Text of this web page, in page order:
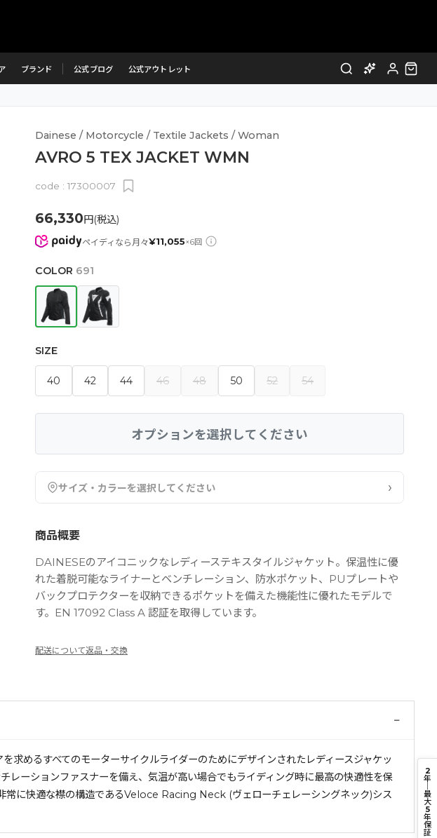
ブランド 公式ブログ 公式アウトレット
Dainese / Motorcycle / Textile Jackets / Woman
AVRO 5 TEX JACKET WMN
code : 17300007
66,330円(税込)
ペイディなら月々¥11,055×6回
COLOR 691
SIZE
40 42 44 46 48 50 52 54
オプションを選択してください
サイズ・カラーを選択してください ›
商品概要
DAINESEのアイコニックなレディーステキスタイルジャケット。保温性に優
れた着脱可能なライナーとベンチレーション、防水ポケット、PUプレートや
バックプロテクターを収納できるポケットを備えた機能性に優れたモデルで
す。EN 17092 Class A 認証を取得しています。
配送について返品・交換
−
めるすべてのモーターサイクルライダーのためにデザインされたレディースジャケッ
ーションファスナーを備え、気温が高い場合でもライディング時に最高の快適性を保
に快適な襟の構造であるVeloce Racing Neck (ヴェローチェレーシングネック)シス
2
年
最
大
5
年
保
証